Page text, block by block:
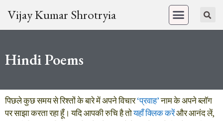
Vijay Kumar Shrotryia
Hindi Poems
पिछले कुछ समय से रिश्तों के बारे में अपने विचार‘प्रवाह’नाम के अपने ब्लॉग
पर साझा करता रहा हूँ। यदि आपकी रुचि है तोयहाँ क्लिक करेंऔर आनंद लें,